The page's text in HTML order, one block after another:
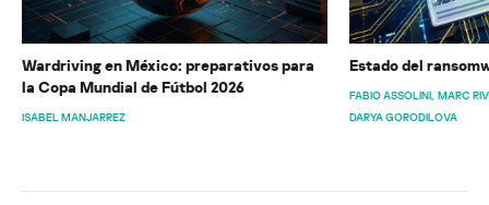
Wardriving en México: preparativos para
la Copa Mundial de Fútbol 2026
ISABEL MANJARREZ
Estado del
FABIO ASSOLINI MARC
DARYA GORODILOVA